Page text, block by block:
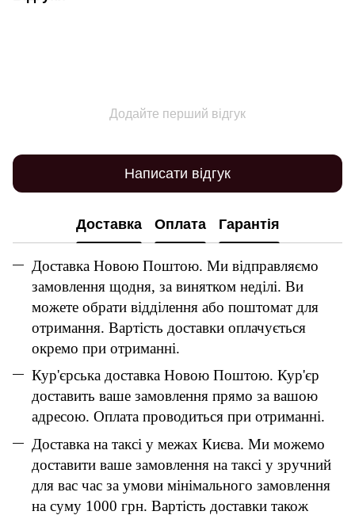
Додайте перший відгук
Написати відгук
Доставка Оплата Гарантія
Доставка Новою Поштою. Ми відправляємо
замовлення щодня, за винятком неділі. Ви
можете обрати відділення або поштомат для
отримання. Вартість доставки оплачується
окремо при отриманні.
Кур'єрська доставка Новою Поштою. Кур'єр
доставить ваше замовлення прямо за вашою
адресою. Оплата проводиться при отриманні.
Доставка на таксі у межах Києва. Ми можемо
доставити ваше замовлення на таксі у зручний
для вас час за умови мінімального замовлення
на суму 1000 грн. Вартість доставки також